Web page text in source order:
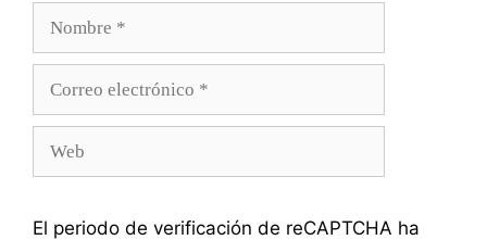
electrónico
El periodo de verificación de reCAPTCHA ha